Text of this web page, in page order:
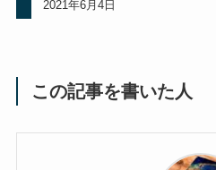
2021年6月4日
この記事を書いた人